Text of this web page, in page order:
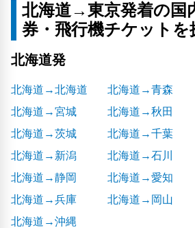
北海道→東京発着の国
券・飛行機チケットを
北海道発
北海道→北海道 北海道→青森
北海道→宮城
北海道→秋田
北海道→茨城
北海道→千葉
北海道→新潟
北海道→石川
北海道→静岡
北海道→愛知
北海道→兵庫
北海道→岡山
北海道→沖縄